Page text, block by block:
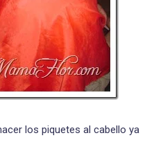
los piquetes al cabello ya